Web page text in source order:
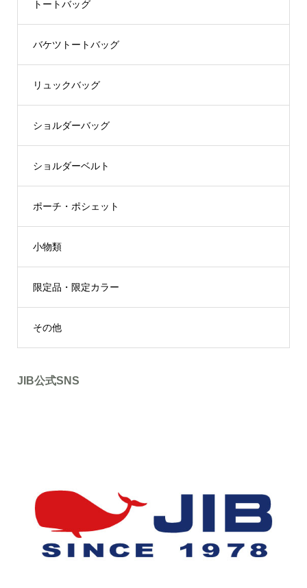
トートバッグ
バケツトートバッグ
リュックバッグ
ショルダーバッグ
ショルダーベルト
ポーチ・ポシェット
小物類
限定品・限定カラー
その他
JIB公式SNS